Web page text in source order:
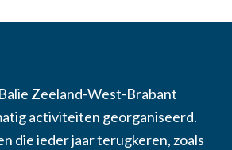
Zeeland-West-Brabant
activiteiten georganiseerd.
die ieder jaar terugkeren, zoals